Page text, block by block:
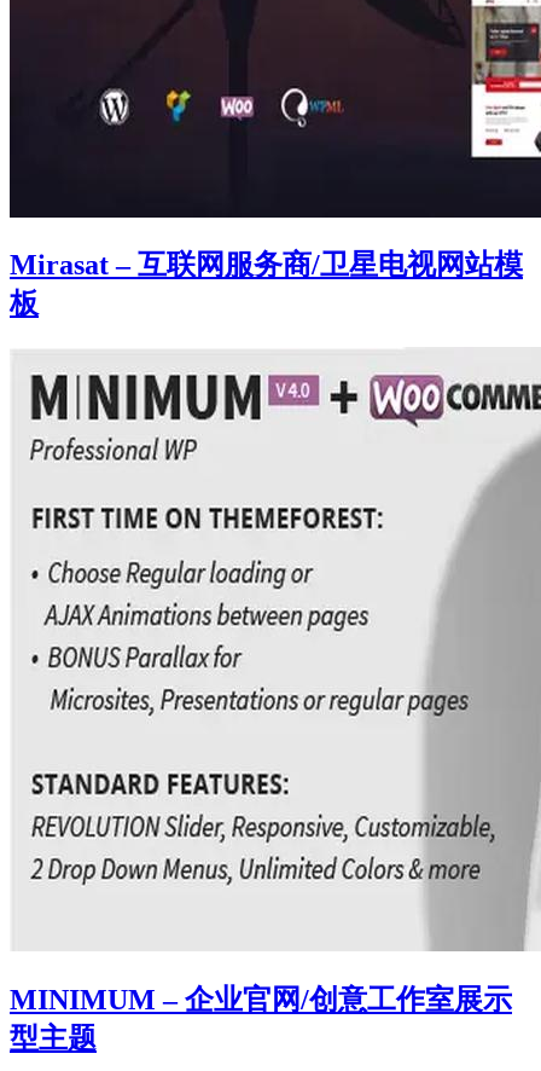
Mirasat – 互联网服务商/卫星电视网站模
板
MINIMUM – 企业官网/创意工作室展示
型主题